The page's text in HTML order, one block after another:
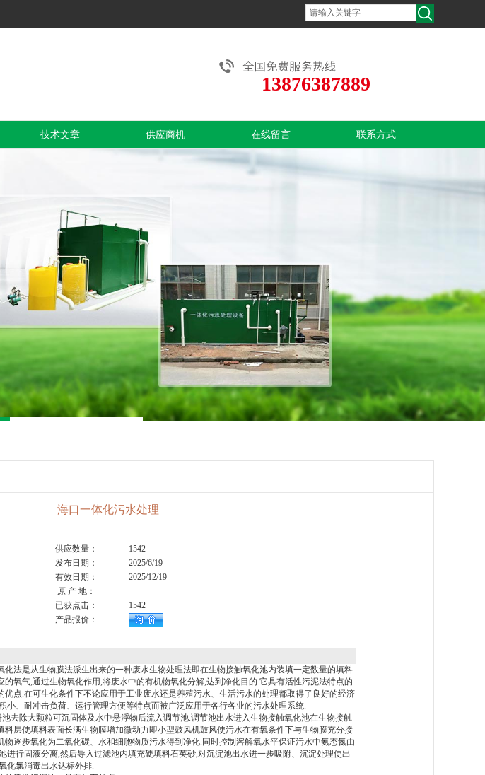
13876387889
技术文章 供应商机 在线留言 联系方式
海口一体化污水处理
供应数量：
1542
发布日期：
2025/6/19
有效日期：
2025/12/19
原 产 地：
已获点击：
1542
产品报价：
化法是从生物膜法派生出来的一种废水生物处理法即在生物接触氧化池内装填一定数量的填料
氧气,通过生物氧化作用,将废水中的有机物氧化分解,达到净化目的.它具有活性污泥法特点的
优点.在可生化条件下不论应用于工业废水还是养殖污水、生活污水的处理都取得了良好的经济
小、耐冲击负荷、运行管理方便等特点而被广泛应用于各行各业的污水处理系统.
去除大颗粒可沉固体及水中悬浮物后流入调节池.调节池出水进入生物接触氧化池在生物接触
料层使填料表面长满生物膜增加微动力即小型鼓风机鼓风使污水在有氧条件下与生物膜充分接
逐步氧化为二氧化碳、水和细胞物质污水得到净化.同时控制溶解氧水平保证污水中氨态氮由
进行固液分离,然后导入过滤池内填充硬填料石英砂,对沉淀池出水进一步吸附、沉淀处理使出
化氯消毒出水达标外排.